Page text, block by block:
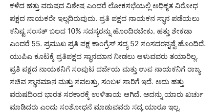
ಕಳೆದ ಹತ್ತು ವರುಷದ ವಿಶೇಷ ಎಂದರೆ ಲೋಕಸಭೆಯಲ್ಲಿ ಅಧಿಕೃತ ವಿರೋಧ
ಪಕ್ಷದ ನಾಯಕರೇ ಇಲ್ಲದಿರುವುದು. ಪ್ರತಿ ಪಕ್ಷದ ನಾಯಕನ ಸ್ಥಾನ ಪಡೆಯಲು
ಕನಿಷ್ಟ ಸಂಸತ್ ಬಲದ 10% ಸದಸ್ಯರನ್ನು ಹೊಂದಿರಬೇಕು. ಹತ್ತು ಶೇಕಡಾ
ಎಂದರೆ 55. ಪ್ರಮುಖ ಪ್ರತಿ ಪಕ್ಷ ಕಾಂಗ್ರೆಸ್ ಸದ್ಯ 52 ಸಂಸದರನ್ನಷ್ಟೆ ಹೊಂದಿದೆ.
ಯುಪಿಎ ಕೂಟಕ್ಕೆ ಪ್ರತಿಪಕ್ಷದ ಸ್ಥಾನಮಾನ ನೀಡಲು ಆಳುವವರು ತಯಾರಿಲ್ಲ.
ಪ್ರತಿ ಪಕ್ಷದ ನಾಯಕನಿಗೆ ಸಂಪುಟ ದರ್ಜೆಯ ಮತ್ತು ಉಪ ನಾಯಕನಿಗೆ ರಾಜ್ಯ
ಸಚಿವ ಸ್ಥಾನಮಾನ ಮತ್ತು ಸವಲತ್ತು, ಸಂಬಳ ಸಾರಿಗೆ ಇದೆ. ಅದು ಹತ್ತು
ವರುಷದಿಂದ ಭಾರತ ಸರಕಾರಕ್ಕೆ ಉಳಿತಾಯ ಆಗಿದೆ. ಅದನ್ನು ಯಾರು ಖರ್ಚು
ಮಾಡಿದರು ಎಂದು ಸಂಶೋಧನೆ ಮಾಡುವವರು ಸದ್ಯ ಯಾರೂ ಇಲ್ಲ.